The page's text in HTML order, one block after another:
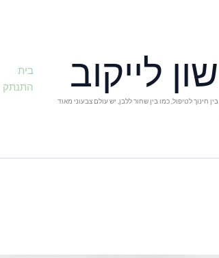
שון לייקוב
בין חינוך לטיפול, כמו בין שחור ללבן, יש עולם צבעוני מאוד
בית
התנתק